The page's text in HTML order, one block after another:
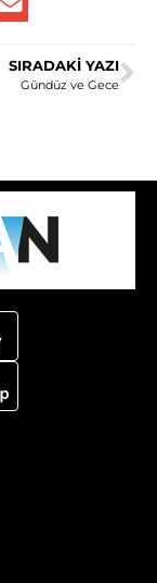
SIRADAKI YAZI
Gündüz ve Gece